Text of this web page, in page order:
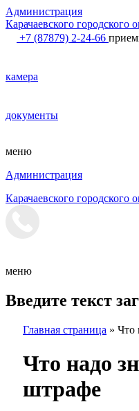
Администрация
Карачаевского городского
+7 (87879) 2-24-66
камера
документы
меню
Администрация
Карачаевского городского
меню
Введите текст
Главная страница » Что
Что надо
штрафе